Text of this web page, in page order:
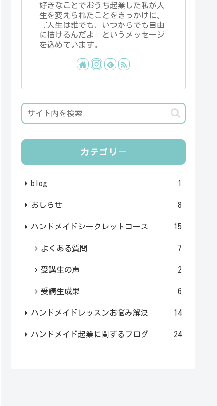
好きなことでおうち起業した私が人
生を変えられたことをきっかけに、
『人生は誰でも、いつからでも自由
に描けるんだよ』というメッセージ
を込めています。
カテゴリー
blog 1
おしらせ 8
ハンドメイドシークレットコース 15
よくある質問 7
受講生の声 2
受講生成果 6
ハンドメイドレッスンお悩み解決 14
ハンドメイド起業に関するブログ 24